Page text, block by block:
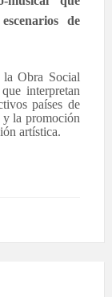
de
la Obra Social
interpretan
países de
la promoción
artística.